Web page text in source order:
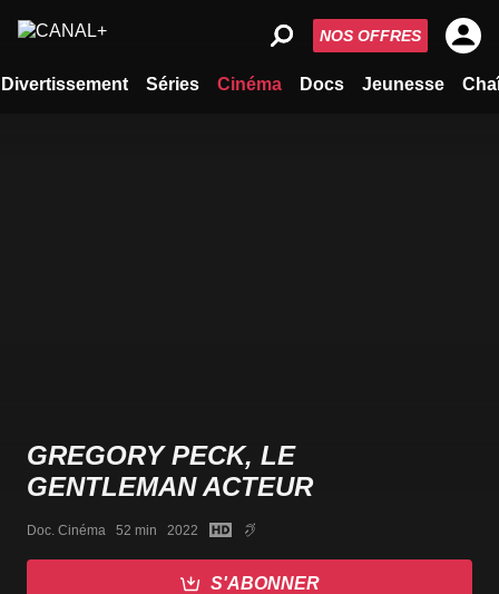
Divertissement Séries Cinéma Docs Jeunesse
NOS OFFRES
GREGORY PECK, LE
GENTLEMAN ACTEUR
Doc. Cinéma   52 min   2022
S'ABONNER